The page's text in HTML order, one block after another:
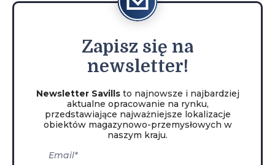
Zapisz się na
newsletter!
Newsletter Savillsto najnowsze i najbardziej
aktualne opracowanie na rynku,
przedstawiające najważniejsze lokalizacje
obiektów magazynowo-przemysłowych w
naszym kraju.